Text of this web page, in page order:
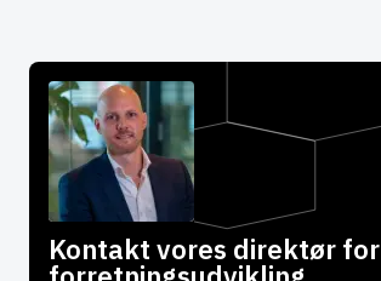
Kontakt vores direktør for